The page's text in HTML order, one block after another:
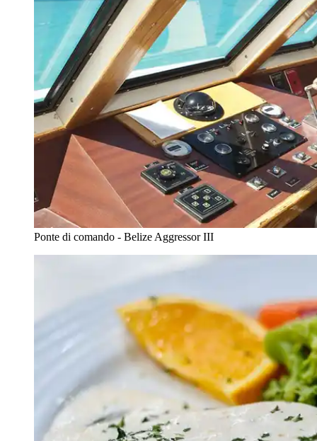
Ponte di comando - Belize Aggressor III